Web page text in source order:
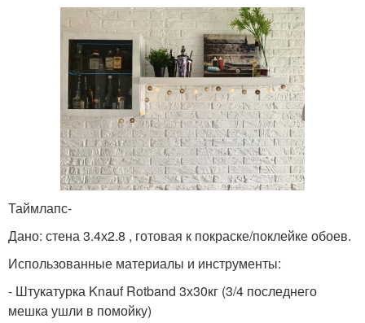
Таймлапс-
Дано: стена 3.4х2.8 , готовая к покраске/поклейке обоев.
Использованные материалы и инструменты:
- Штукатурка Knauf Rotband 3х30кг (3/4 последнего
мешка ушли в помойку)